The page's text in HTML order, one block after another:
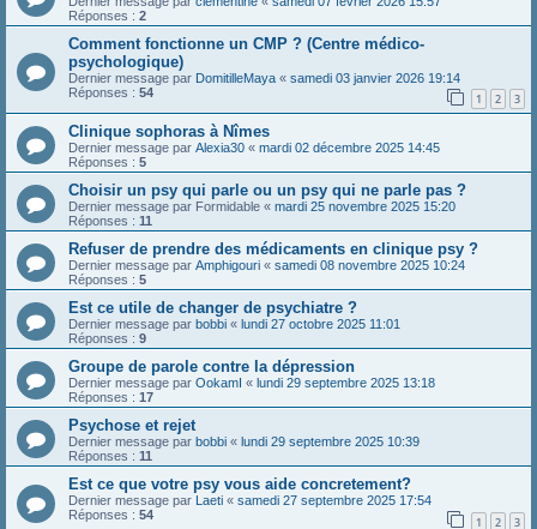
Réponses : 2
Comment fonctionne un CMP ? (Centre médico-
psychologique)
Dernier message par DomitilleMaya « samedi 03 janvier 2026 19:14
Réponses : 54 1 2 3
Clinique sophoras à Nîmes
Dernier message par Alexia30 « mardi 02 décembre 2025 14:45
Réponses : 5
Choisir un psy qui parle ou un psy qui ne parle pas ?
Dernier message par Formidable « mardi 25 novembre 2025 15:20
Réponses : 11
Refuser de prendre des médicaments en clinique psy ?
Dernier message par Amphigouri « samedi 08 novembre 2025 10:24
Réponses : 5
Est ce utile de changer de psychiatre ?
Dernier message par bobbi « lundi 27 octobre 2025 11:01
Réponses : 9
Groupe de parole contre la dépression
Dernier message par OokamI « lundi 29 septembre 2025 13:18
Réponses : 17
Psychose et rejet
Dernier message par bobbi « lundi 29 septembre 2025 10:39
Réponses : 11
Est ce que votre psy vous aide concretement?
Dernier message par Laeti « samedi 27 septembre 2025 17:54
Réponses : 54 1 2 3